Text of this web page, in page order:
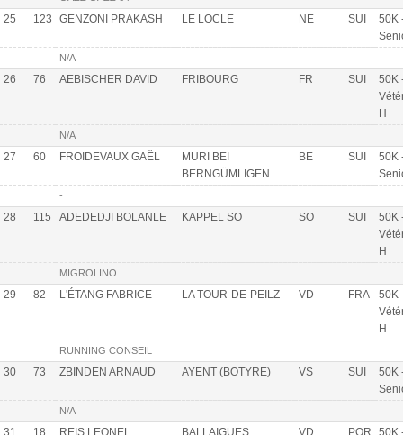
25 123 GENZONI PRAKASH LE LOCLE NE SUI
50K
N/A
26 76 AEBISCHER DAVID FRIBOURG FR SUI
50K
H
N/A
27 60 FROIDEVAUX GAËL
MURI BEI
BERNGÜMLIGEN
BE SUI
50K
-
28 115 ADEDEDJI BOLANLE KAPPEL SO SO SUI
50K
H
MIGROLINO
29 82 L'ÉTANG FABRICE LA TOUR-DE-PEILZ VD FRA
50K
H
RUNNING CONSEIL
30 73 ZBINDEN ARNAUD AYENT (BOTYRE) VS SUI
50K
N/A
31 18 REIS LEONEL BALLAIGUES VD POR
50K